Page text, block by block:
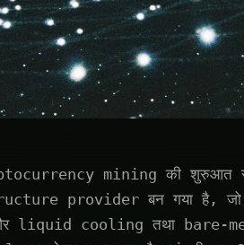
mining की शुरुआत से
provider बन गया है, जो
और liquid cooling तथा bare-